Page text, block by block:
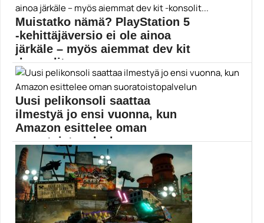
Destiny 2 Shadowkeep esittelee Guardianien tähän
mennessä suurimman...
Destiny
Muistatko nämä? PlayStation 5
-kehittäjäversio ei ole ainoa
järkäle – myös aiemmat dev kit
-konsolit...
Sonyn aiempien PlayStation-konsoleiden
kehittäjäkappaleet ovat kaikki poikenneet
kuluttajakäyttöön...
Pelikonsolit
Uusi pelikonsoli saattaa
ilmestyä jo ensi vuonna, kun
Amazon esittelee oman
suoratoistopalvelun
Amazon kaavailee julkaisevansa oman pelikonsolin,
jolla se lähtee...
Amazon